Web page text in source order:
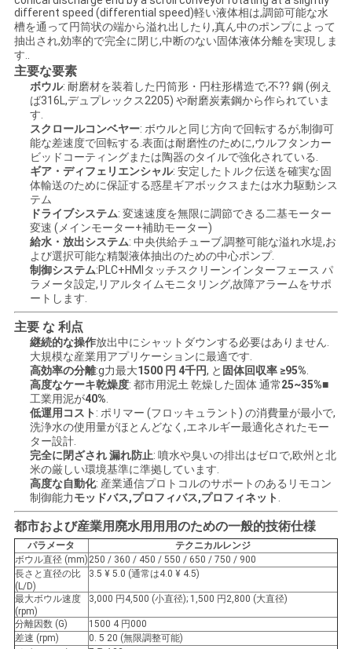
ニ
ュ
金
さ
い
SITEMAP
different speed (differential speed)軽い液体相は,調節可能な水
槽を通って円筒状の端から溢れ出したり,真ん中のポンプによって
抽出され,効率的で完全に閉じ,中断のない固体液体分離を実現しま
す..
主要な要素
ボウル: 耐磨材を装着した円筒形・円柱形構造で,不?? 鋼 (例え
ば316L,デュプレックス2205) や耐磨炭素鋼から作られていま
す.
スクロールコンベヤー: ボウルと同じ方向で回転するが,制御可
能な差速度で回転する.表面は耐磨性のために,ウルフタンカー
ビッドコーティングまたは陶器のタイルで強化されている.
ギア・ディフェリエンシャル: 安定したトルク伝送を確実な固
体輸送のために保証する惑星ギアボックスまたは水力駆動シス
テム
ドライブシステム: 変速速度を無限に調節できる二基モーター
変速 (メインモーター+補助モーター)
給水・放出システム: 中央供給チューブ,調整可能な溢れ水堤,お
よび選択可能な精製液体抽出のための中心ポンプ.
制御システム:PLC+HMIタッチスクリーンインターフェース パ
ラメータ設定,リアルタイムモニタリング,故障アラームをサポ
ートします.
主要 な 利点
継続的な操作放出中にシャットダウンする必要はありません.
大規模な産業用アプリケーションに最適です.
高効率の分離:g力最大1500 円 4千円, と 固体回収率 ≥95%.
高度なケーキ乾燥度: 都市用泥土 乾燥した固体 通常25~35%■
工業用泥が40%.
低運用コスト : ポリマー (フロッキュラント) の消費量が最小で,
洗浄水の使用量がほとんどなく,エネルギー最適化されたモー
ター設計.
完全に閉ざされ 漏れ防止: 噴水や臭いの排出はゼロで,欧州と北
米の厳しい環境基準に準拠しています.
高度な自動化: 産業通信プロトコルのサポートのあるリモコン
制御能力モッドバス,プロフィバス,プロフィネット .
都市および産業用廃水用用用のための一般的技術仕様
パラメータ
テクニカルレンジ
ボウル直径 (mm) 250 / 360 / 450 / 550 / 650 / 750 / 900
長さと直径の比
(L/D)
3.5 ¥ 5.0 (通常は4.0 ¥ 4.5)
最大ボウル速度
(rpm)
3,000 円4,500 (小直径); 1,500 円2,800 (大直径)
分離因数 (G)
1500 4 円000
差速 (rpm)
0. 5 20 (無限調整可能)